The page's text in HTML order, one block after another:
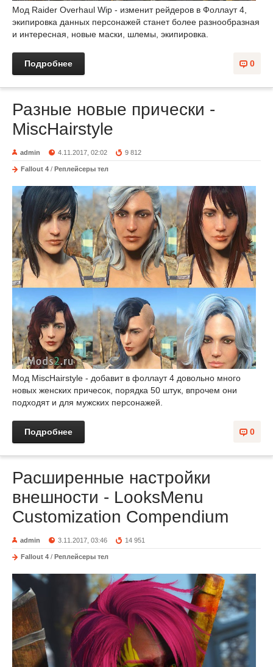
Мод Raider Overhaul Wip - изменит рейдеров в Фоллаут 4,
экипировка данных персонажей станет более разнообразная
и интересная, новые маски, шлемы, экипировка.
0
Подробнее
Разные новые прически -
MiscHairstyle
admin 4.11.2017, 02:02 9 812
Fallout 4 / Реплейсеры тел
Мод MiscHairstyle - добавит в фоллаут 4 довольно много
новых женских причесок, порядка 50 штук, впрочем они
подходят и для мужских персонажей.
0
Подробнее
Расширенные настройки
внешности - LooksMenu
Customization Compendium
admin 3.11.2017, 03:46 14 951
Fallout 4 / Реплейсеры тел